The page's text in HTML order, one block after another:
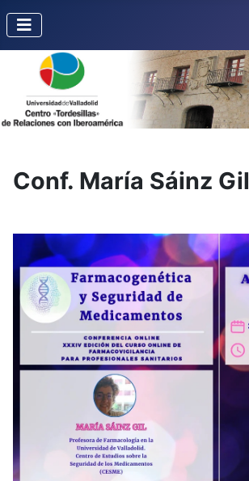
Conf. María Sáinz Gil